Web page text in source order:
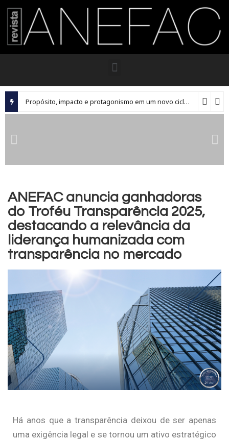
Propósito, impacto e protagonismo em um novo ciclo para os executivos brasileiros
ANEFAC anuncia ganhadoras
do Troféu Transparência 2025,
destacando a relevância da
liderança humanizada com
transparência no mercado
Há anos que a transparência deixou de ser apenas
uma exigência legal e se tornou um ativo estratégico